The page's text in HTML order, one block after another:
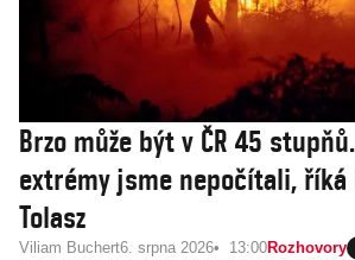
Brzo může být v ČR 45
extrémy jsme nepočítali,
Tolasz
Viliam Buchert6. srpna 2026 13:00Rozhovory